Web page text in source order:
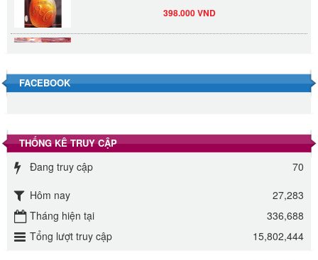
Đường phèn Long An bao 10kg
Đường mía thiên nhiên Biên Hòa gói 1kg
FACEBOOK
THỐNG KÊ TRUY CẬP
Đang truy cập
70
Hôm nay
27,283
Tháng hiện tại
336,688
Tổng lượt truy cập
15,802,444